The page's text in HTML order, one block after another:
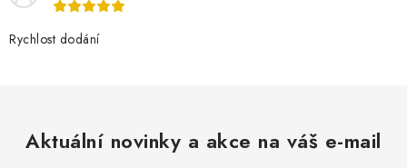
Rychlost dodání
Aktuální novinky a akce na váš e-mail